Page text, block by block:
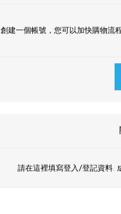
創建一個帳號，您可以加快購物流
請在這裡填寫登入/登記資料.